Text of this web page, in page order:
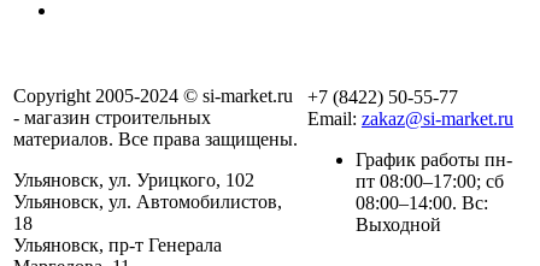
Copyright 2005-2024 © si-market.ru
- магазин строительных
материалов. Все права защищены.
Ульяновск, ул. Урицкого, 102
Ульяновск, ул. Автомобилистов,
18
Ульяновск, пр-т Генерала
+7 (8422) 50-55-77
Email: zakaz@si-market.ru
График работы пн-
пт 08:00–17:00; сб
08:00–14:00. Вс:
Выходной